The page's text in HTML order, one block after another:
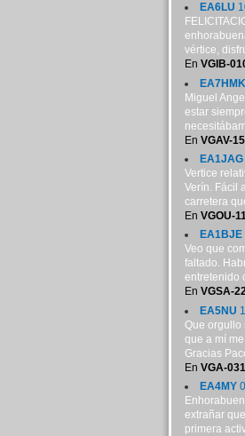
EA6LU
vértice,
En VGIB-
EA7HMK
Miguel
estar
En VGAV-
EA1JAG
Vertice
Verín. Fácil
carretera
En VGOU-
EA1BJE
Veo que
faltado.
entretenido
En VGSA-
EA5NU
Que orgullo
que a mí
Gracias
En VGA-031
EA4MY
extrañar
primera